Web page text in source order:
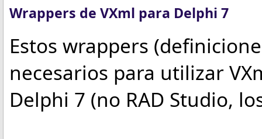
Wrappers de VXml para Delphi 7
Estos wrappers
necesarios para utilizar
Delphi 7 (no RAD Studio,